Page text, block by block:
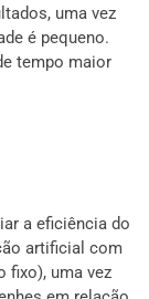
uma vez
é pequeno.
tempo maior
a eficiência do
artificial com
fixo), uma vez